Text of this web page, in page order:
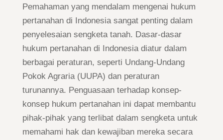
Pemahaman yang mendalam mengenai hukum
pertanahan di Indonesia sangat penting dalam
penyelesaian sengketa tanah. Dasar-dasar
hukum pertanahan di Indonesia diatur dalam
berbagai peraturan, seperti Undang-Undang
Pokok Agraria (UUPA) dan peraturan
turunannya. Penguasaan terhadap konsep-
konsep hukum pertanahan ini dapat membantu
pihak-pihak yang terlibat dalam sengketa untuk
memahami hak dan kewajiban mereka secara